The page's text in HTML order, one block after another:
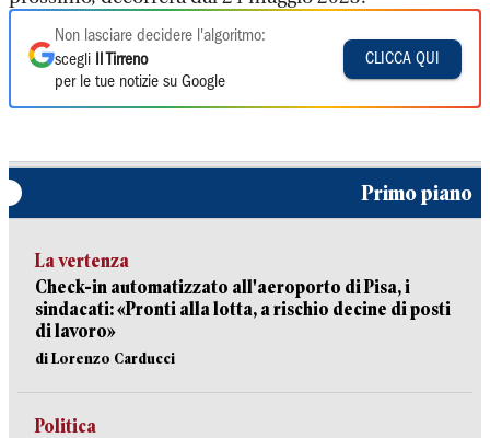
Non lasciare decidere l'algoritmo:
scegli
Il Tirreno
per le tue notizie su Google
CLICCA QUI
Primo piano
La vertenza
Check-in automatizzato all'aeroporto di Pisa, i
sindacati: «Pronti alla lotta, a rischio decine di posti
di lavoro»
di Lorenzo Carducci
Politica